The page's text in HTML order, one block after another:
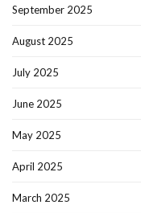
September 2025
August 2025
July 2025
June 2025
May 2025
April 2025
March 2025